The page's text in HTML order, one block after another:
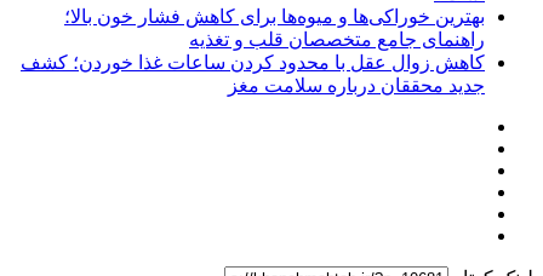
بهترین خوراکی‌ها و میوه‌ها برای کاهش فشار خون بالا؛
راهنمای جامع متخصصان قلب و تغذیه
کاهش زوال عقل با محدود کردن ساعات غذا خوردن؛ کشف
جدید محققان درباره سلامت مغز